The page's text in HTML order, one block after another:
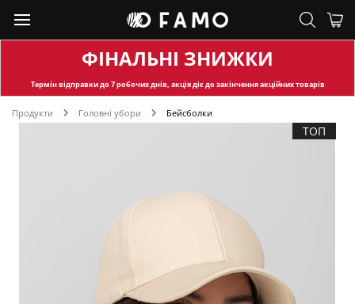
ФІНАЛЬНІ ЗНИЖКИ
Термін відправкидо 7 робочих днів, акція діє до закінчення акційних товарів
Продукти Головні убори Бейсболки
ТОП